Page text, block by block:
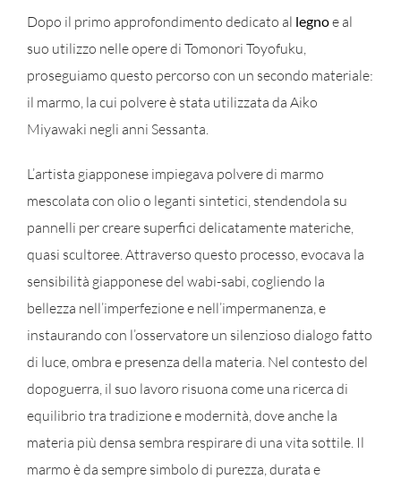
Dopo il primo approfondimento dedicato al legnoe al
suo utilizzo nelle opere di Tomonori Toyofuku,
proseguiamo questo percorso con un secondo materiale:
il marmo, la cui polvere è stata utilizzata da Aiko
Miyawaki negli anni Sessanta.
L’artista giapponese impiegava polvere di marmo
mescolata con olio o leganti sintetici, stendendola su
pannelli per creare superfici delicatamente materiche,
quasi scultoree. Attraverso questo processo, evocava la
sensibilità giapponese del wabi-sabi, cogliendo la
bellezza nell’imperfezione e nell’impermanenza, e
instaurando con l’osservatore un silenzioso dialogo fatto
di luce, ombra e presenza della materia. Nel contesto del
dopoguerra, il suo lavoro risuona come una ricerca di
equilibrio tra tradizione e modernità, dove anche la
materia più densa sembra respirare di una vita sottile. Il
marmo è da sempre simbolo di purezza, durata e